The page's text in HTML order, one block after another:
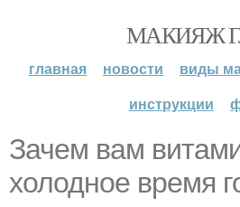
МАКИЯЖ
главная новости виды
инструкции
Зачем вам
холодное время